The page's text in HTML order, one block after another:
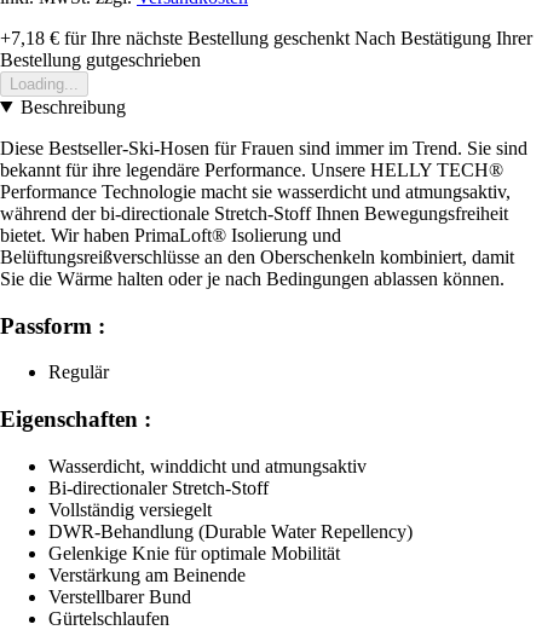
+7,18 € für Ihre nächste Bestellung geschenkt Nach Bestätigung Ihrer
Bestellung gutgeschrieben
Loading...
Beschreibung
Diese Bestseller-Ski-Hosen für Frauen sind immer im Trend. Sie sind
bekannt für ihre legendäre Performance. Unsere HELLY TECH®
Performance Technologie macht sie wasserdicht und atmungsaktiv,
während der bi-directionale Stretch-Stoff Ihnen Bewegungsfreiheit
bietet. Wir haben PrimaLoft® Isolierung und
Belüftungsreißverschlüsse an den Oberschenkeln kombiniert, damit
Sie die Wärme halten oder je nach Bedingungen ablassen können.
Passform :
Regulär
Eigenschaften :
Wasserdicht, winddicht und atmungsaktiv
Bi-directionaler Stretch-Stoff
Vollständig versiegelt
DWR-Behandlung (Durable Water Repellency)
Gelenkige Knie für optimale Mobilität
Verstärkung am Beinende
Verstellbarer Bund
Gürtelschlaufen